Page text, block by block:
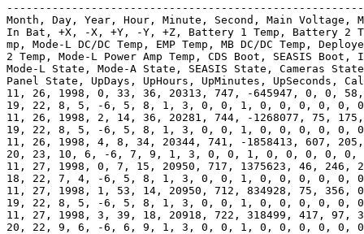
Month, Day, Year, Hour, Minute, Second, Main Voltage,
In Bat, +X, -X, +Y, -Y, +Z, Battery 1 Temp, Battery 2
mp, Mode-L DC/DC Temp, EMP Temp, MB DC/DC Temp,
2 Temp, Mode-L Power Amp Temp, CDS Boot, SEASIS
Mode-L State, Mode-A State, SEASIS State, Cameras
Panel State, UpDays, UpHours, UpMinutes, UpSeconds,
11, 26, 1998, 0, 33, 36, 20313, 747, -645947, 0, 0,
19, 22, 8, 5, -6, 5, 8, 1, 3, 0, 0, 1, 0, 0, 0, 0, 0,
11, 26, 1998, 2, 14, 36, 20281, 744, -1268077, 75,
19, 22, 8, 5, -6, 5, 8, 1, 3, 0, 0, 1, 0, 0, 0, 0, 0,
11, 26, 1998, 4, 8, 34, 20344, 741, -1858413, 607,
20, 23, 10, 6, -6, 7, 9, 1, 3, 0, 0, 1, 0, 0, 0, 0, 0,
11, 27, 1998, 0, 7, 15, 20950, 717, 1375623, 46,
18, 22, 7, 4, -6, 5, 8, 1, 3, 0, 0, 1, 0, 0, 0, 0, 0,
11, 27, 1998, 1, 53, 14, 20950, 712, 834928, 75,
19, 22, 8, 5, -6, 5, 8, 1, 3, 0, 0, 1, 0, 0, 0, 0, 0,
11, 27, 1998, 3, 39, 18, 20918, 722, 318499, 417, 97,
20, 22, 9, 6, -6, 6, 9, 1, 3, 0, 0, 1, 0, 0, 0, 0, 0,